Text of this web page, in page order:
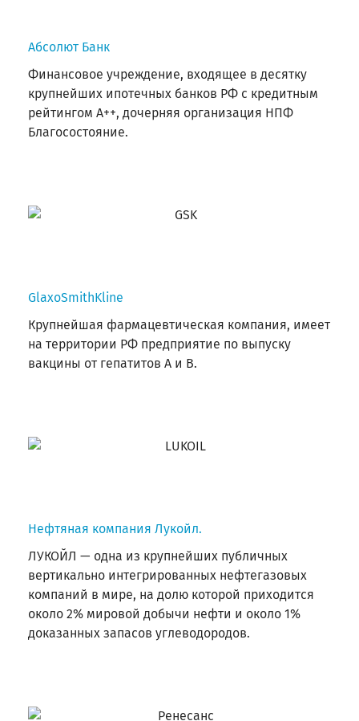
Абсолют Банк
Финансовое учреждение, входящее в десятку
крупнейших ипотечных банков РФ с кредитным
рейтингом А++, дочерняя организация НПФ
Благосостояние.
GlaxoSmithKline
Крупнейшая фармацевтическая компания, имеет
на территории РФ предприятие по выпуску
вакцины от гепатитов А и В.
Нефтяная компания Лукойл.
ЛУКОЙЛ — одна из крупнейших публичных
вертикально интегрированных нефтегазовых
компаний в мире, на долю которой приходится
около 2% мировой добычи нефти и около 1%
доказанных запасов углеводородов.